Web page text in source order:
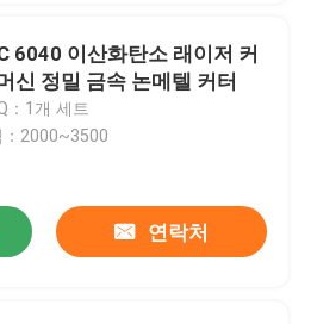
6040 이산화탄소 래이저 커
신 정밀 금속 논메텔 커터
：1개 세트
：2000~3500
연락처